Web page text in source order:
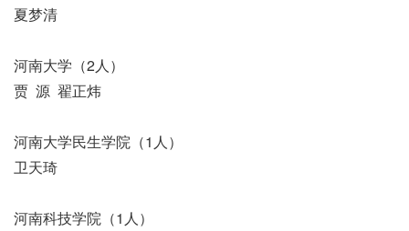
夏梦清
河南大学（2人）
贾 源 翟正炜
河南大学民生学院（1人）
卫天琦
河南科技学院（1人）